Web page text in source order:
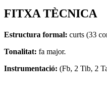
FITXA TÈCNICA
Estructura formal: curts (33
Tonalitat: fa major.
Instrumentació: (Fb, 2 Tib, 2